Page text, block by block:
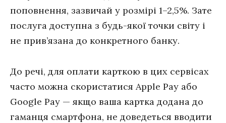
поповнення, зазвичай у розмірі 1–2,5%. Зате
послуга доступна з будь-якої точки світу і
не прив’язана до конкретного банку.
До речі, для оплати карткою в цих сервісах
часто можна скористатися Apple Pay або
Google Pay — якщо ваша картка додана до
гаманця смартфона, не доведеться вводити